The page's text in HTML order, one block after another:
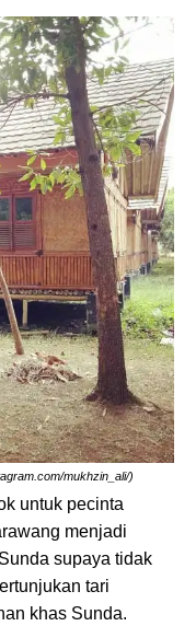
mukhzin_ali/)
untuk pecinta
menjadi
supaya tidak
tari
khas Sunda.